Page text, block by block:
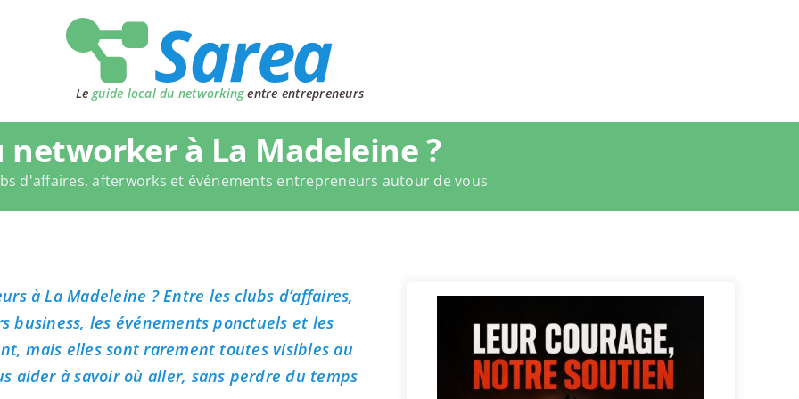
Le guide local du networkingentre entrepreneurs
networker à La Madeleine ?
d'affaires, afterworks et événements entrepreneurs autour de vous
à La Madeleine ? Entre les clubs d’affaires,
business, les événements ponctuels et les
mais elles sont rarement toutes visibles au
aider à savoir où aller, sans perdre du temps